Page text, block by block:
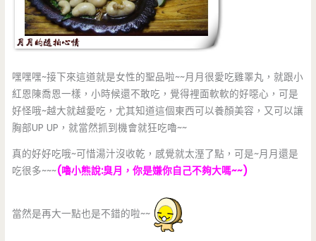
嘿嘿嘿~接下來這道就是女性的聖品啦~~月月很愛吃雞睪丸，就跟小
紅恩陳喬恩一樣，小時候還不敢吃，覺得裡面軟軟的好噁心，可是
好怪哦~越大就越愛吃，尤其知道這個東西可以養顏美容，又可以讓
胸部UP UP，就當然抓到機會就狂吃嚕~~
真的好好吃哦~可惜湯汁沒收乾，感覺就太溼了點，可是~月月還是
吃很多~~~(嚕小熊說:臭月，你是嫌你自己不夠大嗎~~)
當然是再大一點也是不錯的啦~~